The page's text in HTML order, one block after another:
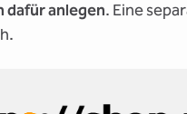
dafür anlegen. Eine